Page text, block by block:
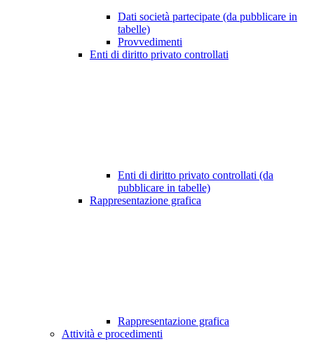
Dati società partecipate (da pubblicare in
tabelle)
Provvedimenti
Enti di diritto privato controllati
Enti di diritto privato controllati (da
pubblicare in tabelle)
Rappresentazione grafica
Rappresentazione grafica
Attività e procedimenti